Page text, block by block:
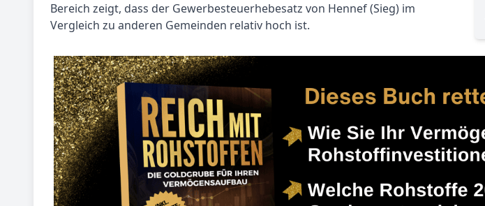
Bereich zeigt, dass der Gewerbesteuerhebesatz von Hennef (Sieg) im
Vergleich zu anderen Gemeinden relativ hoch ist.